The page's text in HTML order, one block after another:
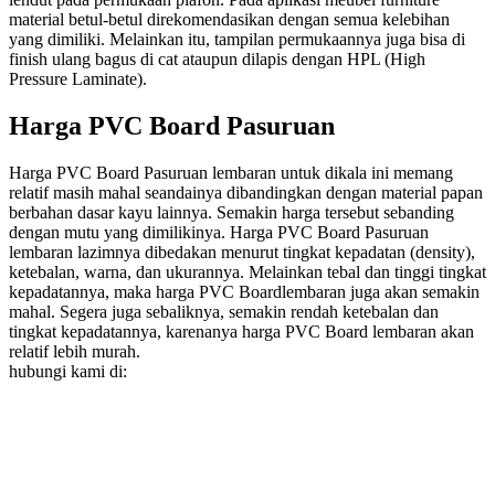
material betul-betul direkomendasikan dengan semua kelebihan
yang dimiliki. Melainkan itu, tampilan permukaannya juga bisa di
finish ulang bagus di cat ataupun dilapis dengan HPL (High
Pressure Laminate).
Harga PVC Board Pasuruan
Harga PVC Board Pasuruan lembaran untuk dikala ini memang
relatif masih mahal seandainya dibandingkan dengan material papan
berbahan dasar kayu lainnya. Semakin harga tersebut sebanding
dengan mutu yang dimilikinya. Harga PVC Board Pasuruan
lembaran lazimnya dibedakan menurut tingkat kepadatan (density),
ketebalan, warna, dan ukurannya. Melainkan tebal dan tinggi tingkat
kepadatannya, maka harga PVC Boardlembaran juga akan semakin
mahal. Segera juga sebaliknya, semakin rendah ketebalan dan
tingkat kepadatannya, karenanya harga PVC Board lembaran akan
relatif lebih murah.
hubungi kami di: